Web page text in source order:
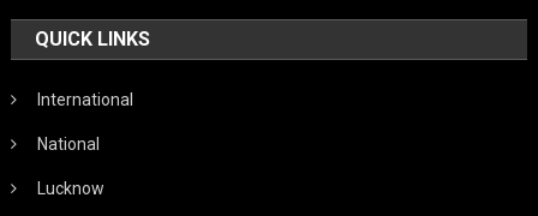
QUICK LINKS
International
National
Lucknow